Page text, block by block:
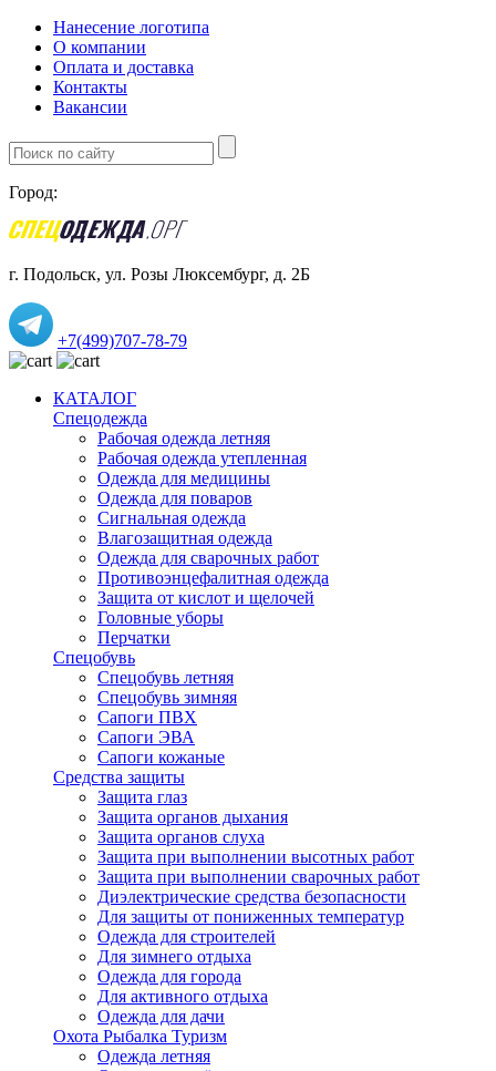
Нанесение логотипа
О компании
Оплата и доставка
Контакты
Вакансии
Город:
г. Подольск, ул. Розы Люксембург, д. 2Б
+7(499)707-78-79
КАТАЛОГ
Спецодежда
Рабочая одежда летняя
Рабочая одежда утепленная
Одежда для медицины
Одежда для поваров
Сигнальная одежда
Влагозащитная одежда
Одежда для сварочных работ
Противоэнцефалитная одежда
Защита от кислот и щелочей
Головные уборы
Перчатки
Спецобувь
Спецобувь летняя
Спецобувь зимняя
Сапоги ПВХ
Сапоги ЭВА
Сапоги кожаные
Средства защиты
Защита глаз
Защита органов дыхания
Защита органов слуха
Защита при выполнении высотных работ
Защита при выполнении сварочных работ
Диэлектрические средства безопасности
Для защиты от пониженных температур
Одежда для строителей
Для зимнего отдыха
Одежда для города
Для активного отдыха
Одежда для дачи
Охота Рыбалка Туризм
Одежда летняя